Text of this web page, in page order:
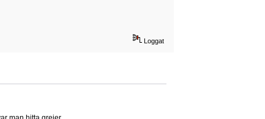
Loggat